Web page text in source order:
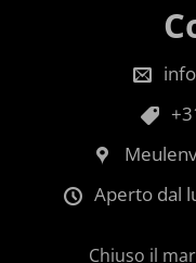
Aperto dal
Chiuso il